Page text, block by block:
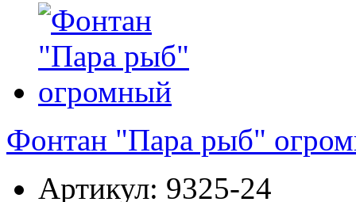
Фонтан "Пара рыб"
Артикул: 9325-24